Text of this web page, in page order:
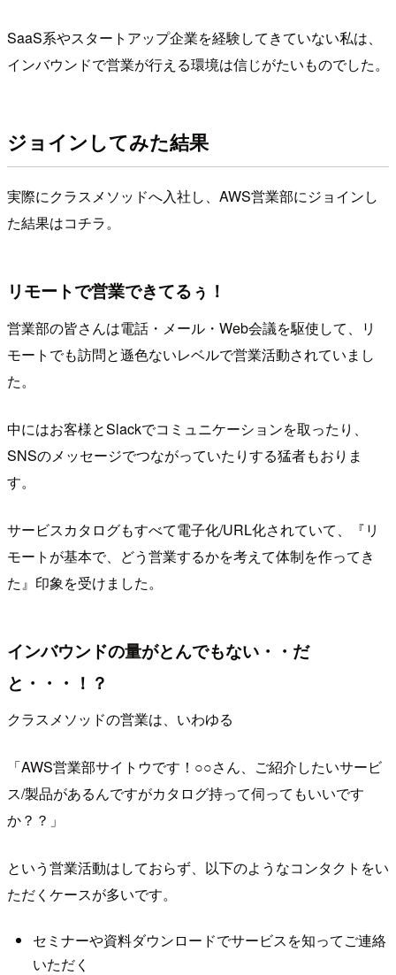
SaaS系やスタートアップ企業を経験してきていない私は、
インバウンドで営業が行える環境は信じがたいものでした。
ジョインしてみた結果
実際にクラスメソッドへ入社し、AWS営業部にジョインし
た結果はコチラ。
リモートで営業できてるぅ！
営業部の皆さんは電話・メール・Web会議を駆使して、リ
モートでも訪問と遜色ないレベルで営業活動されていまし
た。
中にはお客様とSlackでコミュニケーションを取ったり、
SNSのメッセージでつながっていたりする猛者もおりま
す。
サービスカタログもすべて電子化/URL化されていて、『リ
モートが基本で、どう営業するかを考えて体制を作ってき
た』印象を受けました。
インバウンドの量がとんでもない・・だ
と・・・！？
クラスメソッドの営業は、いわゆる
「AWS営業部サイトウです！○○さん、ご紹介したいサービ
ス/製品があるんですがカタログ持って伺ってもいいです
か？？」
という営業活動はしておらず、以下のようなコンタクトをい
ただくケースが多いです。
セミナーや資料ダウンロードでサービスを知ってご連絡
いただく